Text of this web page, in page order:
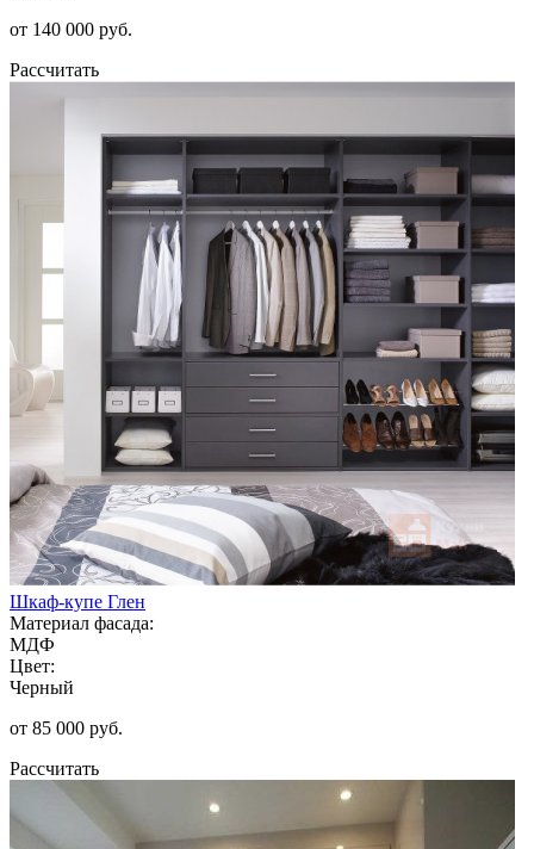
от 140 000 руб.
Рассчитать
Шкаф-купе Глен
Материал фасада:
МДФ
Цвет:
Черный
от 85 000 руб.
Рассчитать